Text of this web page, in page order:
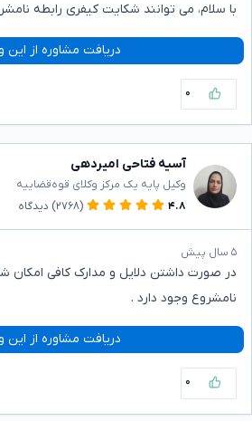
با سلام، می توانند شکایت کیفری رابطه
دریافت مشاوره از این
۰
آسیه فتاحی امیردهی
وکیل پایه یک مرکز وکلای قوه‌قضاییه
۴.۸
(۲۷۶۸) دیدگاه
۵ سال پیش
در صورت داشتن دلایل و مدارک کافی امکان
نامشروع وجود دارد .
دریافت مشاوره از این
۰